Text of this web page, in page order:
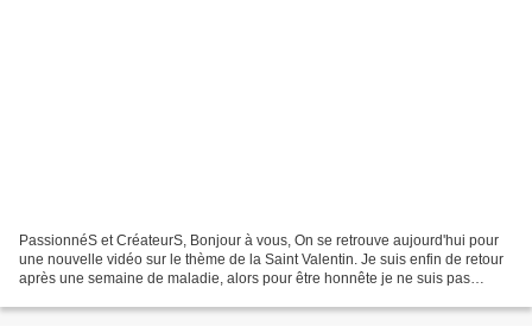
PassionnéS et CréateurS, Bonjour à vous, On se retrouve aujourd'hui pour
une nouvelle vidéo sur le thème de la Saint Valentin. Je suis enfin de retour
après une semaine de maladie, alors pour être honnête je ne suis pas